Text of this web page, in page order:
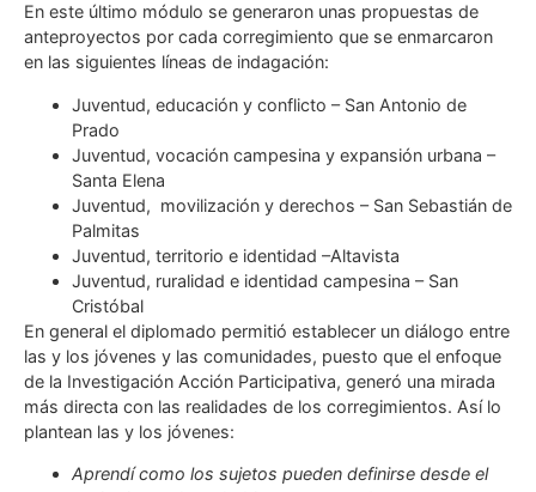
En este último módulo se generaron unas propuestas de
anteproyectos por cada corregimiento que se enmarcaron
en las siguientes líneas de indagación:
Juventud, educación y conflicto – San Antonio de
Prado
Juventud, vocación campesina y expansión urbana –
Santa Elena
Juventud, movilización y derechos – San Sebastián de
Palmitas
Juventud, territorio e identidad –Altavista
Juventud, ruralidad e identidad campesina – San
Cristóbal
En general el diplomado permitió establecer un diálogo entre
las y los jóvenes y las comunidades, puesto que el enfoque
de la Investigación Acción Participativa, generó una mirada
más directa con las realidades de los corregimientos. Así lo
plantean las y los jóvenes:
Aprendí como los sujetos pueden definirse desde el